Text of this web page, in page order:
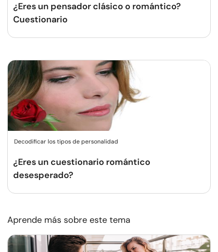
¿Eres un pensador clásico o romántico?
Cuestionario
Decodificar los tipos de personalidad
¿Eres un cuestionario romántico
desesperado?
Aprende más sobre este tema